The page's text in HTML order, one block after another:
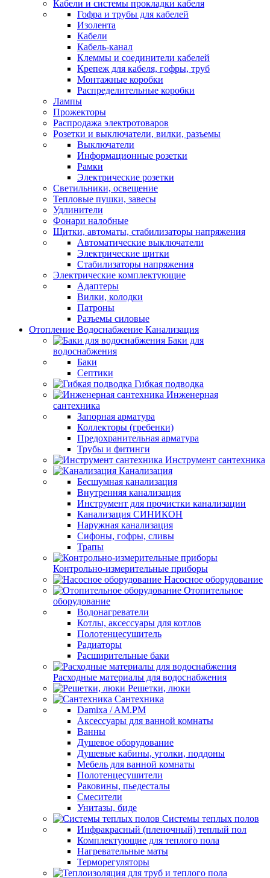
Кабели и системы прокладки кабеля
Гофра и трубы для кабелей
Изолента
Кабели
Кабель-канал
Клеммы и соединители кабелей
Крепеж для кабеля, гофры, труб
Монтажные коробки
Распределительные коробки
Лампы
Прожекторы
Распродажа электротоваров
Розетки и выключатели, вилки, разъемы
Выключатели
Информационные розетки
Рамки
Электрические розетки
Светильники, освещение
Тепловые пушки, завесы
Удлинители
Фонари налобные
Щитки, автоматы, стабилизаторы напряжения
Автоматические выключатели
Электрические щитки
Стабилизаторы напряжения
Электрические комплектующие
Адаптеры
Вилки, колодки
Патроны
Разъемы силовые
Отопление Водоснабжение Канализация
Баки для
водоснабжения
Баки
Септики
Гибкая подводка
Инженерная
сантехника
Запорная арматура
Коллекторы (гребенки)
Предохранительная арматура
Трубы и фитинги
Инструмент сантехника
Канализация
Бесшумная канализация
Внутренняя канализация
Инструмент для прочистки канализации
Канализация СИНИКОН
Наружная канализация
Сифоны, гофры, сливы
Трапы
Контрольно-измерительные приборы
Насосное оборудование
Отопительное
оборудование
Водонагреватели
Котлы, аксессуары для котлов
Полотенцесушитель
Радиаторы
Расширительные баки
Расходные материалы для водоснабжения
Решетки, люки
Сантехника
Damixa / AM.PM
Аксессуары для ванной комнаты
Ванны
Душевое оборудование
Душевые кабины, уголки, поддоны
Мебель для ванной комнаты
Полотенцесушители
Раковины, пьедесталы
Смесители
Унитазы, биде
Системы теплых полов
Инфракрасный (пленочный) теплый пол
Комплектующие для теплого пола
Нагревательные маты
Терморегуляторы